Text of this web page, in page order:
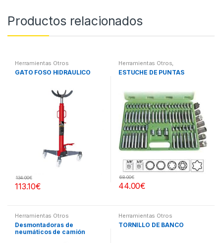
Productos relacionados
Herramientas Otros
GATO FOSO HIDRÁULICO
113.10€
134.00€
Herramientas Otros,
Herramientas De Mano ,
Herramientas De Mano,
otros
ESTUCHE DE PUNTAS
44.00€
68.00€
Herramientas Otros
Desmontadoras de
neumáticos de camión
Herramientas Otros
TORNILLO DE BANCO